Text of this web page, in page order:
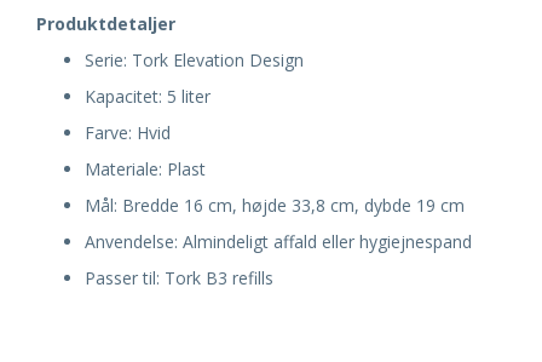
Produktdetaljer
Serie: Tork Elevation Design
Kapacitet: 5 liter
Farve: Hvid
Materiale: Plast
Mål: Bredde 16 cm, højde 33,8 cm, dybde 19 cm
Anvendelse: Almindeligt affald eller hygiejnespand
Passer til: Tork B3 refills